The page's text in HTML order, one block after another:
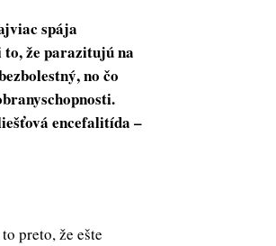
spája
že parazitujú na
no čo
encefalitída –
preto, že ešte